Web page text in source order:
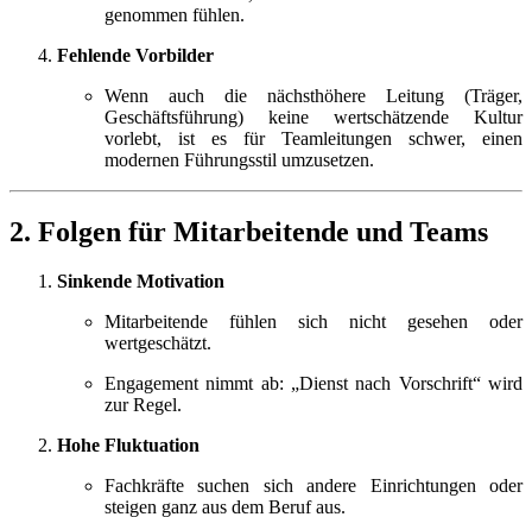
genommen fühlen.
Fehlende Vorbilder
Wenn auch die nächsthöhere Leitung (Träger,
Geschäftsführung) keine wertschätzende Kultur
vorlebt, ist es für Teamleitungen schwer, einen
modernen Führungsstil umzusetzen.
2. Folgen für Mitarbeitende und Teams
Sinkende Motivation
Mitarbeitende fühlen sich nicht gesehen oder
wertgeschätzt.
Engagement nimmt ab: „Dienst nach Vorschrift“ wird
zur Regel.
Hohe Fluktuation
Fachkräfte suchen sich andere Einrichtungen oder
steigen ganz aus dem Beruf aus.